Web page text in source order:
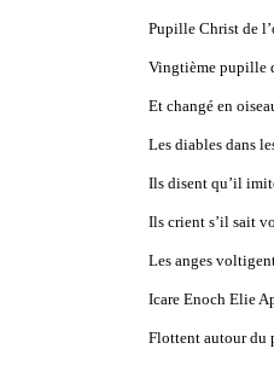
Pupille Christ de
Vingtième pupille
Et changé en
Les diables dans
Ils disent qu’il
Ils crient s’il sait
Les anges
Icare Enoch Elie
Flottent autour du